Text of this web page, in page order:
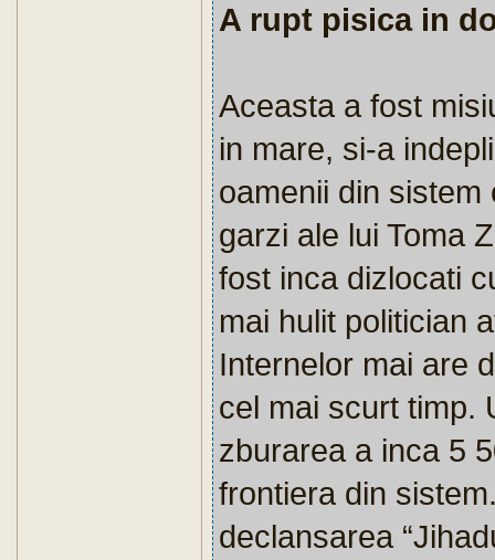
A rupt pisica in
Aceasta a fost
in mare, si-a
oamenii din
garzi ale lui Toma
fost inca dizlocati
mai hulit politician
Internelor mai are
cel mai scurt timp.
zburarea a inca 5
frontiera din
declansarea